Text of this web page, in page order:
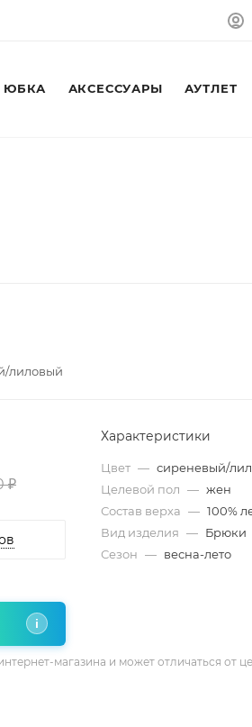
ЮБКА АКСЕССУАРЫ АУТЛЕТ
лиловый
₽
i
Характеристики
Цвет — сиреневый/
Целевой пол — жен
Состав верха — 100%
Вид изделия — Брюки
Сезон — весна-лето
магазина и может отличаться от